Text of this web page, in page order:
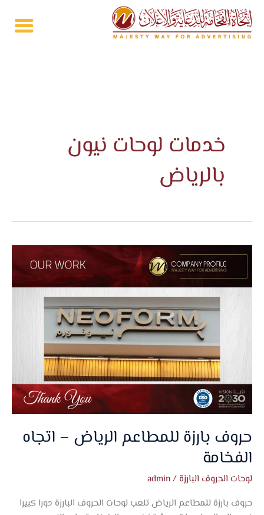
تخطي
إلى
المحتوى
خدمات لوحات نيون
بالرياض
حروف بارزة للمطاعم الرياض – اتجاه
الفخامة
لوحات الحروف البارزة /
admin
حروف بارزة للمطاعم الرياض تلعب لوحات الحروف البارزة دورا كبيرا
حروف
للمطاعم